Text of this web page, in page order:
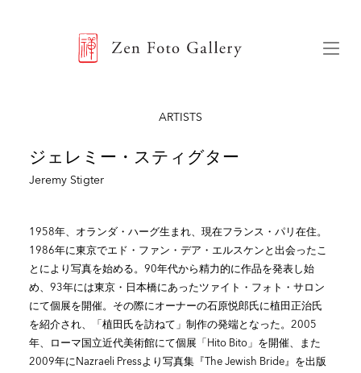
ARTISTS
ジェレミー・スティグター
Jeremy Stigter
1958年、オランダ・ハーグ生まれ、現在フランス・パリ在住。
1986年に東京でエド・ファン・デア・エルスケンと出会ったこ
とにより写真を始める。90年代から精力的に作品を発表し始
め、93年には東京・日本橋にあったツァイト・フォト・サロン
にて個展を開催。その際にオーナーの石原悦郎氏に植田正治氏
を紹介され、「植田氏を訪ねて」制作の発端となった。2005
年、ローマ国立近代美術館にて個展「Hito Bito」を開催、また
2009年にNazraeli Pressより写真集『The Jewish Bride』を出版